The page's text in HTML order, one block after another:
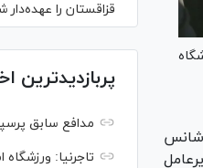
شانس
قزاقستان را عهده‌دار
پربازدیدترین
مدافع سابق
تاجرنیا: ورزشگاه